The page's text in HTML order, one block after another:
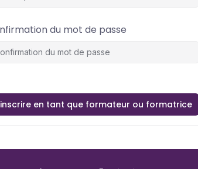
du mot de passe
en tant que formateur ou formatrice